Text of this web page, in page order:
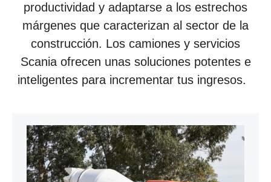
productividad y adaptarse a los estrechos
márgenes que caracterizan al sector de la
construcción. Los camiones y servicios
Scania ofrecen unas soluciones potentes e
inteligentes para incrementar tus ingresos.